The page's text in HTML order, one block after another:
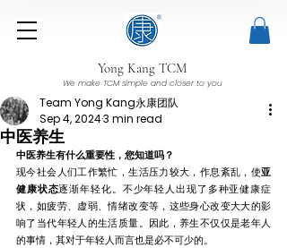
Yong Kang TCM
We make TCM simple and closer to you
中医养生
Team Yong Kang永康团队
Sep 4, 20243 min read
中医养生有什么重要性，您知道吗？
现今社会人们工作繁忙，生活压力较大，作息紊乱，使亚
健康状态逐渐年轻化。不少年轻人出现了多种亚健康症
状，如疲劳、虚弱、情绪改变等，这些身心改变大大的影
响了当代年轻人的生活质量。因此，养生不仅仅是老年人
的事情，其对于年轻人而言也是必不可少的。